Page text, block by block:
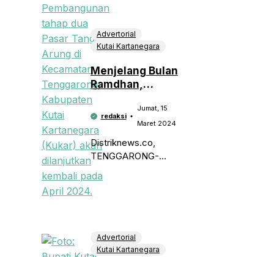
(Dispora) Kabupaten
(Kukar) akan
memfasilitasi pemuda
Festival Kreatif
Pemuda Ramadhan
Advertorial
Kutai Kartanegara
Menjelang Bulan
Ramdhan,
Pemkab Kukar
Relokasi
Pedagang Pasar
Tangga Arung
redaksi
Jumat, 15
Maret 2024
Distriknews.co,
TENGGARONG-
Pembangunan tahap II
Pasar Tangga Arung
yang terletak di
Kabupaten Kutai
Kartanegara (Kukar)
Advertorial
Kutai Kartanegara